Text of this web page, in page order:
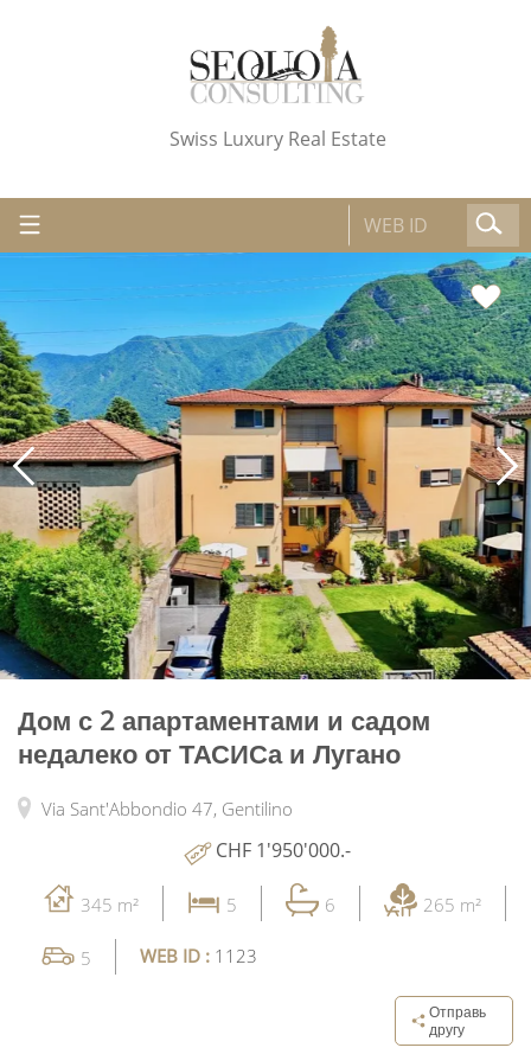
Swiss Luxury Real Estate
Дом с 2 апартаментами и садом
недалеко от ТАСИСа и Лугано
Via Sant'Abbondio 47, Gentilino
CHF 1'950'000.-
345 m² 5 6 265 m²
5 WEB ID : 1123
Отправь
другу